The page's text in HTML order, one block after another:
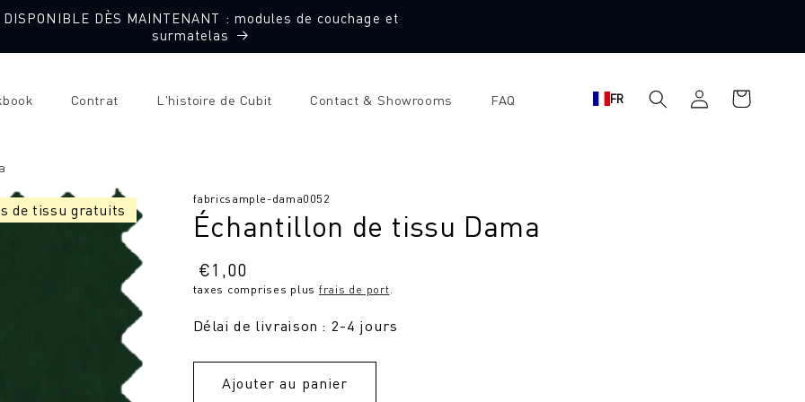
DISPONIBLE DÈS MAINTENANT : modules de couchage et
surmatelas
Contrat L'histoire de Cubit Contact & Showrooms FAQ FR
connecter
Panier
d'achat
de tissu gratuits
SKU
fabricsample-dama0052
Échantillon de tissu Dama
Prix
normal
€1,00
taxes comprises plus frais de port.
Délai de livraison : 2-4 jours
Ajouter au panier